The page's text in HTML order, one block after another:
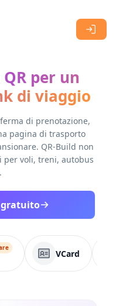
per un
di viaggio
di prenotazione,
pagina di trasporto
QR-Build non
per voli, treni, autobus
gratuito
VCard